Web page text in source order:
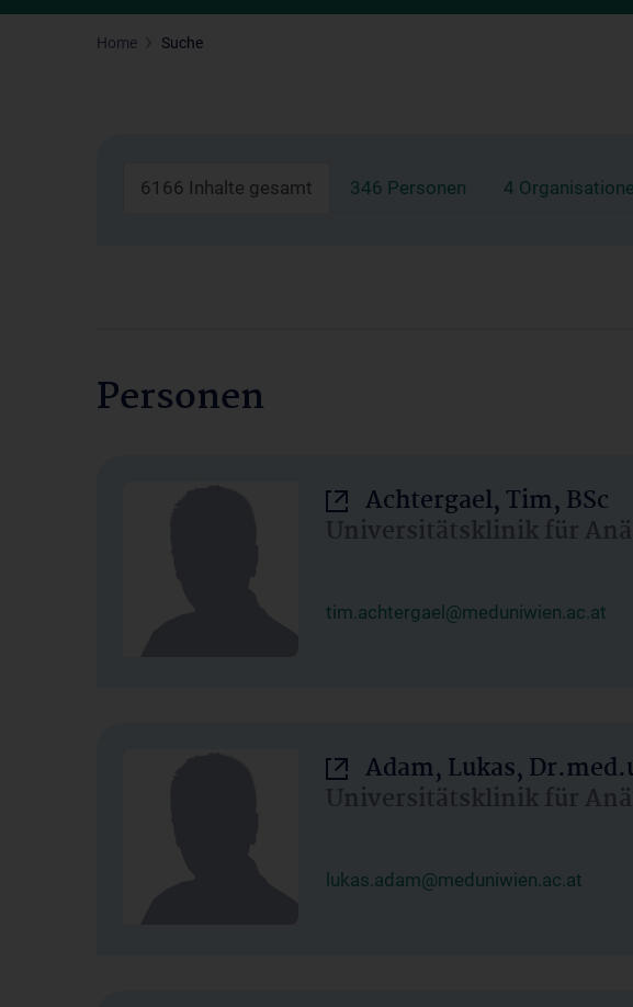
Home Suche
6166 Inhalte gesamt 346 Personen 4
Personen
Achtergael, Tim, BSc
Universitätsklinik für
tim.achtergael@meduniwien.ac.at
Adam, Lukas,
Universitätsklinik für
lukas.adam@meduniwien.ac.at